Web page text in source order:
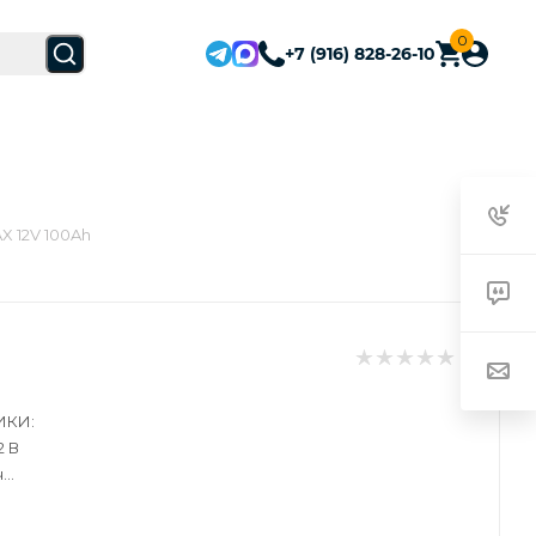
+7 (916) 828-26-10
0
12V 100Ah
В